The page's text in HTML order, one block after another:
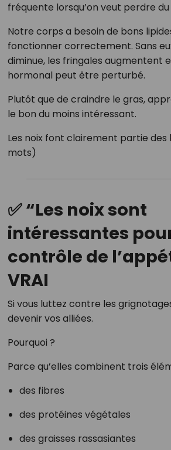
fréquente lorsqu’on veut perdre du
Notre corps a besoin de bons
fonctionner correctement. Sans
diminue, les fringales augmentent
hormonal peut être perturbé.
Plutôt que de craindre le gras,
le bon du moins intéressant.
Les noix font clairement partie des
mots)
✅ “Les noix sont
intéressantes
contrôle de
VRAI
Si vous luttez contre les
devenir vos alliées.
Pourquoi ?
Parce qu’elles combinent trois
des fibres
des protéines végétales
des graisses rassasiantes